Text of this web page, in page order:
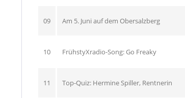
09 Am 5. Juni auf dem Obersalzberg
10 FrühstyXradio-Song: Go Freaky
11 Top-Quiz: Hermine Spiller, Rentnerin